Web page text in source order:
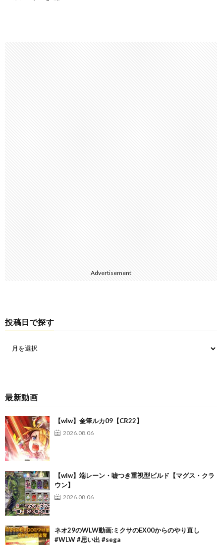
Advertisement
投稿日で探す
最新動画
【wlw】金筆ルカ09【CR22】
2026.08.06
【wlw】端レーン・嘘つき重視型ビルド【マグス・クラ
ウン】
2026.08.06
ネオ29のWLW動画:ミクサのEX00からのやり直し
#WLW #思い出 #sega